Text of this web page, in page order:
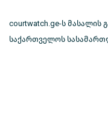
courtwatch.ge-ს მასალის
საქართველოს